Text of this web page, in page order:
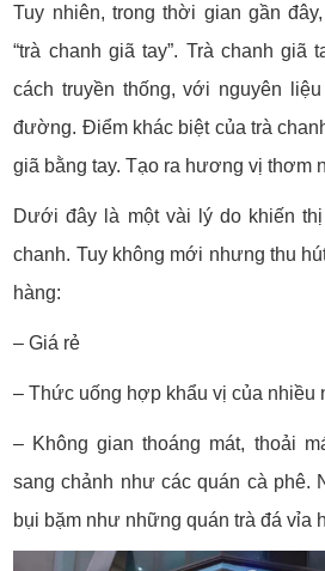
Tuy nhiên, trong thời gian gần
“trà chanh giã tay”. Trà chanh giã
cách truyền thống, với nguyên
đường. Điểm khác biệt của trà
giã bằng tay. Tạo ra hương vị thơm
Dưới đây là một vài lý do khiến
chanh. Tuy không mới nhưng thu
hàng:
– Giá rẻ
– Thức uống hợp khẩu vị của nhiều
– Không gian thoáng mát, thoải
sang chảnh như các quán cà phê.
bụi bặm như những quán trà đá vỉa